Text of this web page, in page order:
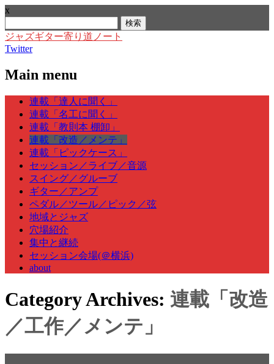
x
索:
ジャズギター寄り道ノート
Twitter
Main menu
Skip
content
連載「達人に聞く」
連載「名工に聞く」
連載「教則本 棚卸」
連載「改造／メンテ」
連載「ピックケース」
セッション／ライブ／音源
スイング／グルーブ
ギター／アンプ
ペダル／ツール／ピック／弦
地域とジャズ
穴場紹介
集中と継続
セッション会場(＠横浜)
about
Category Archives: 連載「改造
／工作／メンテ」